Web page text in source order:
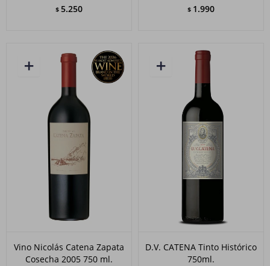
$ 5.250 $ 1.990
Vino Nicolás Catena Zapata
Cosecha 2005 750 ml.
D.V. CATENA Tinto Histórico
750ml.